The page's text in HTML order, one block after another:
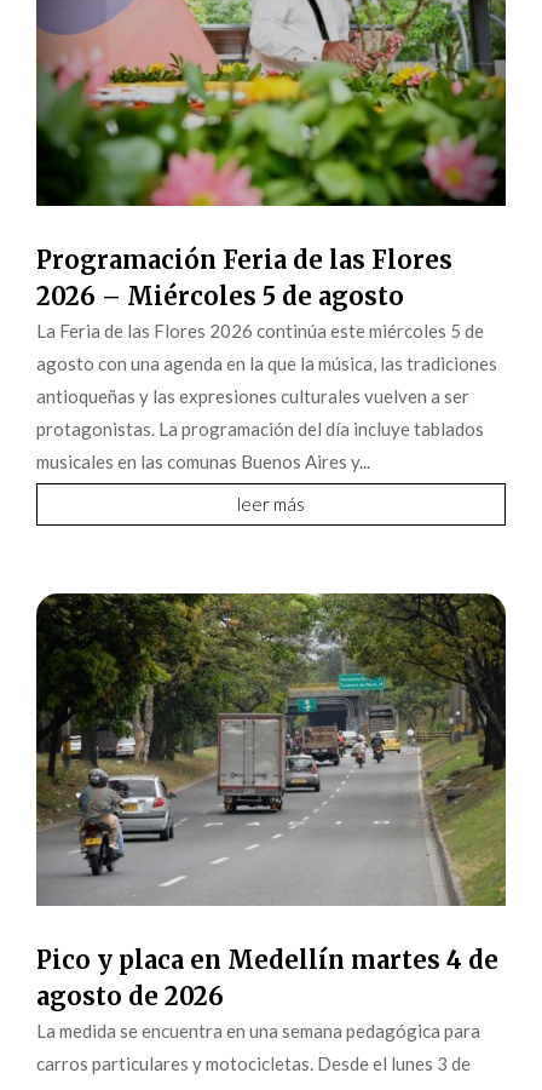
Programación Feria de las Flores
2026 – Miércoles 5 de agosto
La Feria de las Flores 2026 continúa este miércoles 5 de
agosto con una agenda en la que la música, las tradiciones
antioqueñas y las expresiones culturales vuelven a ser
protagonistas. La programación del día incluye tablados
musicales en las comunas Buenos Aires y...
leer más
Pico y placa en Medellín martes 4 de
agosto de 2026
La medida se encuentra en una semana pedagógica para
carros particulares y motocicletas. Desde el lunes 3 de